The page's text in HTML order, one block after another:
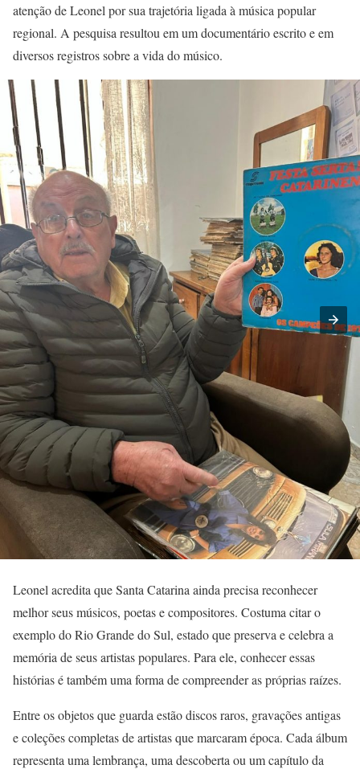
atenção de Leonel por sua trajetória ligada à música popular
regional. A pesquisa resultou em um documentário escrito e em
diversos registros sobre a vida do músico.
Leonel acredita que Santa Catarina ainda precisa reconhecer
melhor seus músicos, poetas e compositores. Costuma citar o
exemplo do Rio Grande do Sul, estado que preserva e celebra a
memória de seus artistas populares. Para ele, conhecer essas
histórias é também uma forma de compreender as próprias raízes.
Entre os objetos que guarda estão discos raros, gravações antigas
e coleções completas de artistas que marcaram época. Cada álbum
representa uma lembrança, uma descoberta ou um capítulo da